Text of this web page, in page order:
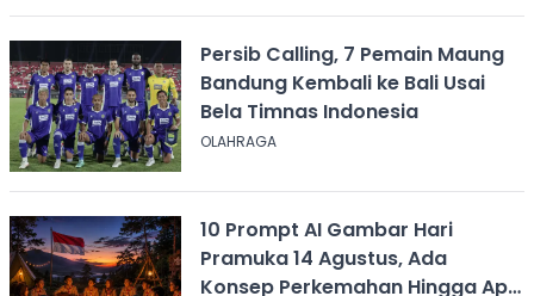
Persib Calling, 7 Pemain Maung
Bandung Kembali ke Bali Usai
Bela Timnas Indonesia
OLAHRAGA
10 Prompt AI Gambar Hari
Pramuka 14 Agustus, Ada
Konsep Perkemahan Hingga Api